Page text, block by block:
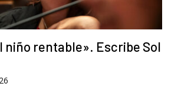
niño rentable». Escribe Sol